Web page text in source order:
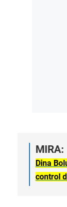
MIRA:
Dina
control